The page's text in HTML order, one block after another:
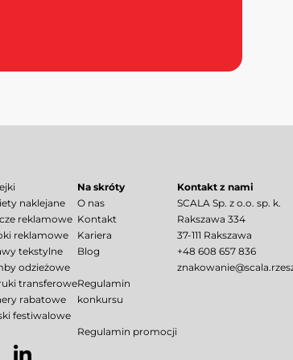
naklejane
reklamowe
reklamowe
tekstylne
odzieżowe
transferowe
rabatowe
festiwalowe
Na skróty
O nas
Kontakt
Kariera
Blog
Regulamin
konkursu
Regulamin promocji
Kontakt z nami
SCALA Sp. z o.o. sp. k.
Rakszawa 334
37-111 Rakszawa
+48 608 657 836